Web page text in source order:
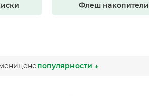
Флеш накопители
ценепопулярности ↓